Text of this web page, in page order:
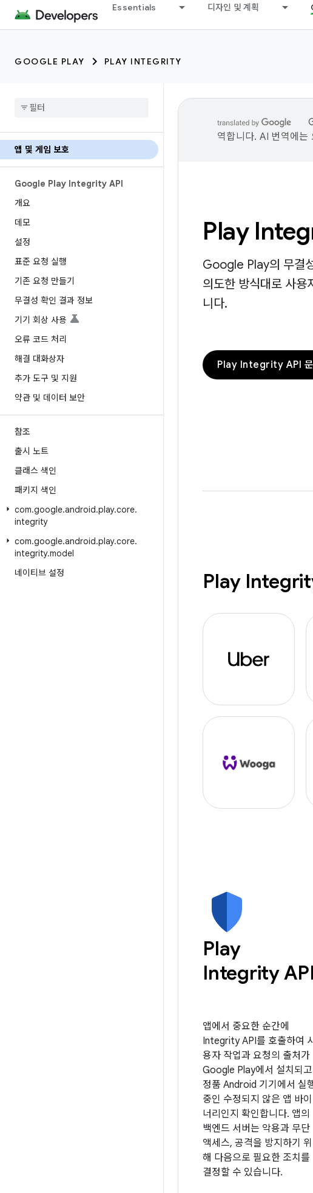
Essentials 디자인 및 계획
GOOGLE PLAY PLAY INTEGRITY
앱 및 게임 보호
Google Play Integrity API
개요
데모
설정
표준 요청 실행
기존 요청 만들기
무결성 확인 결과 정보
기기 회상 사용
오류 코드 처리
해결 대화상자
추가 도구 및 지원
약관 및 데이터 보안
참조
출시 노트
클래스 색인
패키지 색인
com.google.android.play.core.
integrity
com.google.android.play.core.
integrity.model
네이티브 설정
역합니다. AI 번역에는
Play
Google Play의 무결
의도한 방식대로 사용
니다.
Play Integrity API 문
Play
Play
Integrity API
앱에서 중요한 순간에
Integrity API를 호출하여
용자 작업과 요청의 출처가
Google Play에서 설치되고
정품 Android 기기에서 실
중인 수정되지 않은 앱 바이
너리인지 확인합니다. 앱의
백엔드 서버는 악용과 무단
액세스, 공격을 방지하기 위
해 다음으로 필요한 조치를
결정할 수 있습니다.